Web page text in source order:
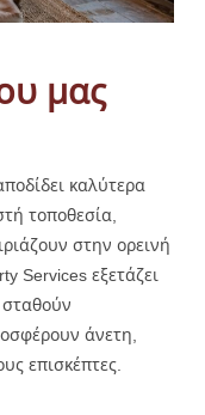
μας
καλύτερα
τοποθεσία,
στην ορεινή
Services εξετάζει
άνετη,
επισκέπτες.